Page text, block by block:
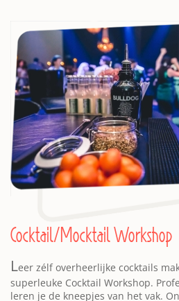
Cocktail/Mocktail Workshop
Leer zélf overheerlijke cocktails
superleuke Cocktail Workshop.
leren je de kneepjes van het vak.